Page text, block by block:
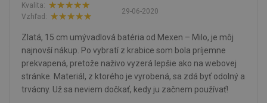
29-06-2020
Kvalita:
Vzhľad:
Zlatá, 15 cm umývadlová batéria od Mexen – Milo, je môj
najnovší nákup. Po vybratí z krabice som bola príjemne
prekvapená, pretože naživo vyzerá lepšie ako na webovej
stránke. Materiál, z ktorého je vyrobená, sa zdá byť odolný a
trvácny. Už sa neviem dočkať, kedy ju začnem používať!